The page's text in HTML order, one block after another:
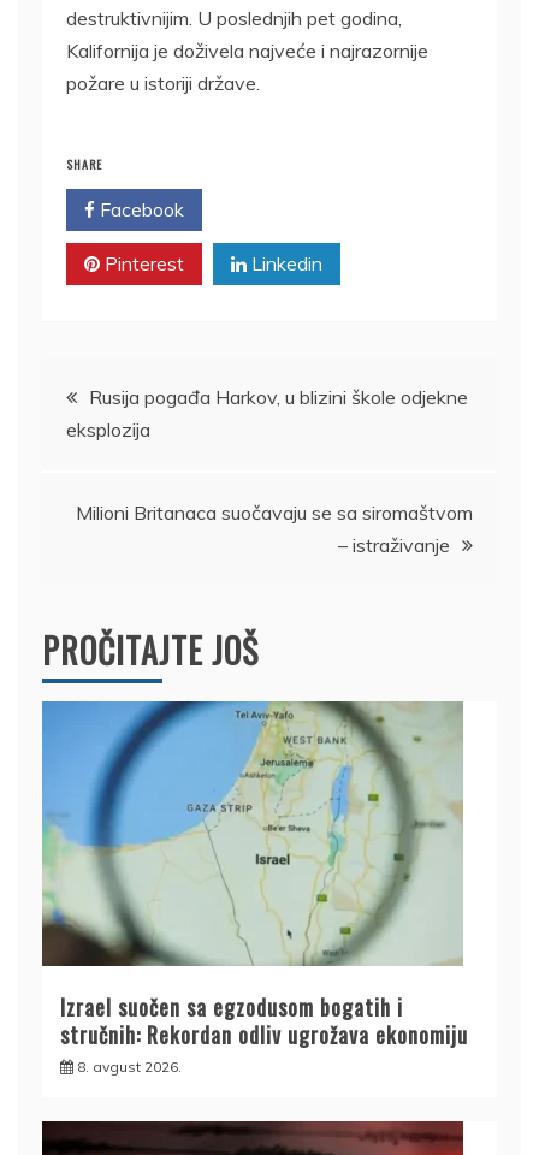
destruktivnijim. U poslednjih pet godina,
Kalifornija je doživela najveće i najrazornije
požare u istoriji države.
SHARE
Facebook
Pinterest Linkedin
Kretanje
članka
Rusija pogađa Harkov, u blizini škole odjekne
eksplozija
Milioni Britanaca suočavaju se sa siromaštvom
– istraživanje
PROČITAJTE JOŠ
Izrael suočen sa egzodusom bogatih i
stručnih: Rekordan odliv ugrožava ekonomiju
8. avgust 2026.